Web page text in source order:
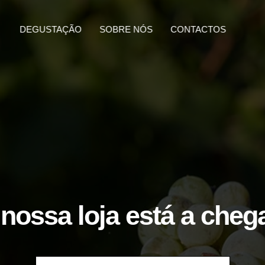
DEGUSTAÇÃO SOBRE NÓS CONTACTOS
loja está a